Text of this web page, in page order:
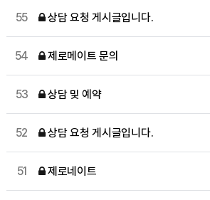
55 상담 요청 게시글입니다.
54 제로메이트 문의
53 상담 및 예약
52 상담 요청 게시글입니다.
51 제로네이트